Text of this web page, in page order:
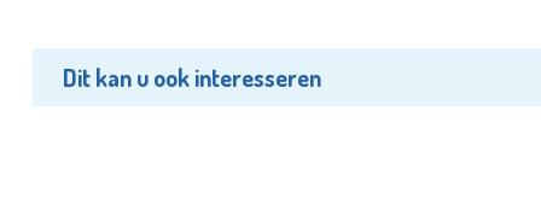
Dit kan u ook interesseren